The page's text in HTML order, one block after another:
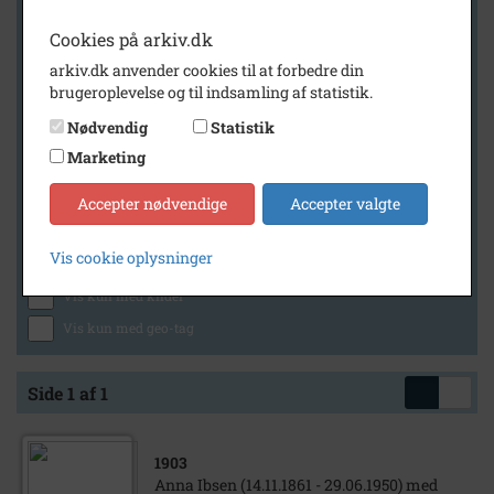
Geografi
Generelt
Vis kun med billeder
Vis kun med lydklip
Vis kun med kilder
Vis kun med geo-tag
Side 1 af 1
1903
Anna Ibsen (14.11.1861 - 29.06.1950) med
Cookies på arkiv.dk
arkiv.dk anvender cookies til at forbedre din
brugeroplevelse og til indsamling af statistik.
Nødvendig
Statistik
Marketing
Accepter nødvendige Accepter valgte
Vis cookie oplysninger